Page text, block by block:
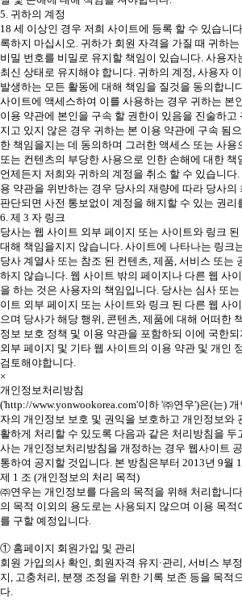
5. 귀하의 계정
18 세 이상인 경우 저희 사이트에 등록 할 수 있습니
록하지 마십시오. 귀하가 회원 자격을 가질 때 귀하
비밀 번호를 비밀로 유지할 책임이 있습니다. 사용자
최신 상태로 유지해야 합니다. 귀하의 계정, 사용자
발생하는 모든 활동에 대해 책임을 질것을 동의합니
사이트에 액세스하여 이를 사용하는 경우 귀하는 본
이용 약관에 본인을 구속 할 권한이 있음을 진술하고
지고 있지 않은 경우 귀하는 본 이용 약관에 구속 됨
한 책임을지는 데 동의하며 그러한 액세스 또는 사용
또는 컨텐츠의 부당한 사용으로 인한 손해에 대한 책
언제든지 저희와 귀하의 계정을 취소 할 수 있습니다
용 약관을 위반하는 경우 당사의 재량에 따라 당사의
판단되면 사전 통보없이 계정을 해지할 수 있는 권리
6. 제 3 자 링크
당사는 웹 사이트 외부 페이지 또는 사이트와 링크
대해 책임을지지 않습니다. 사이트에 나타나는 링크
당사 계열사 또는 참조 된 컨텐츠, 제품, 서비스 또는
하지 않습니다. 웹 사이트 밖의 페이지나 다른 웹 사
을 하는 것은 사용자의 책임입니다. 당사는 심사 또
이트 외부 페이지 또는 사이트와 링크 된 다른 웹 사
으며 당사가 해당 행위, 콘텐츠, 제품에 대해 어떠한
정보 보호 정책 및 이용 약관을 포함하되 이에 국한
외부 페이지 및 기타 웹 사이트의 이용 약관 및 개인
검토해야합니다.
×
개인정보처리방침
('http://www.yonwookorea.com'이하 '㈜연우')은(는)
자의 개인정보 보호 및 권익을 보호하고 개인정보와
활하게 처리할 수 있도록 다음과 같은 처리방침을 두
사는 개인정보처리방침을 개정하는 경우 웹사이트
통하여 공지할 것입니다. 본 방침은부터 2013년 9월
제 1 조 (개인정보의 처리 목적)
㈜연우는 개인정보를 다음의 목적을 위해 처리합니
의 목적 이외의 용도로는 사용되지 않으며 이용 목적
를 구할 예정입니다.
① 홈페이지 회원가입 및 관리
회원 가입의사 확인, 회원자격 유지·관리, 서비스 부
지, 고충처리, 분쟁 조정을 위한 기록 보존 등을 목적
다.